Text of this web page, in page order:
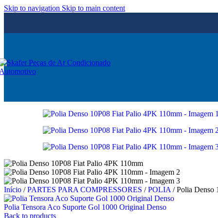
Skip to navigation Skip to main content
Início / PARTES PARA COMPRESSORES / POLIA / Polia Denso
Polia Tensora Aco Suporte Gol 1000 Original Denso
Back to products